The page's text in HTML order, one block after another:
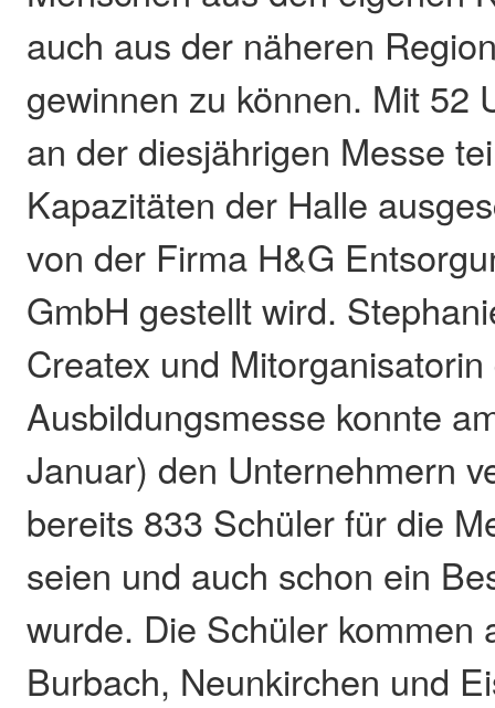
auch aus der näheren
gewinnen zu können. Mit 52
an der diesjährigen Messe
Kapazitäten der Halle
von der Firma H&G
GmbH gestellt wird.
Createx und
Ausbildungsmesse konnte
Januar) den Unternehmern
bereits 833 Schüler für die
seien und auch schon ein
wurde. Die Schüler kommen
Burbach, Neunkirchen und